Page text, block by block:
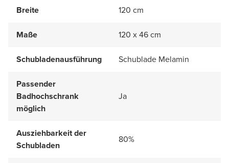
Breite 120 cm
Maße 120 x 46 cm
Schubladenausführung Schublade Melamin
Passender
Badhochschrank
möglich
Ja
Ausziehbarkeit der
Schubladen
80%